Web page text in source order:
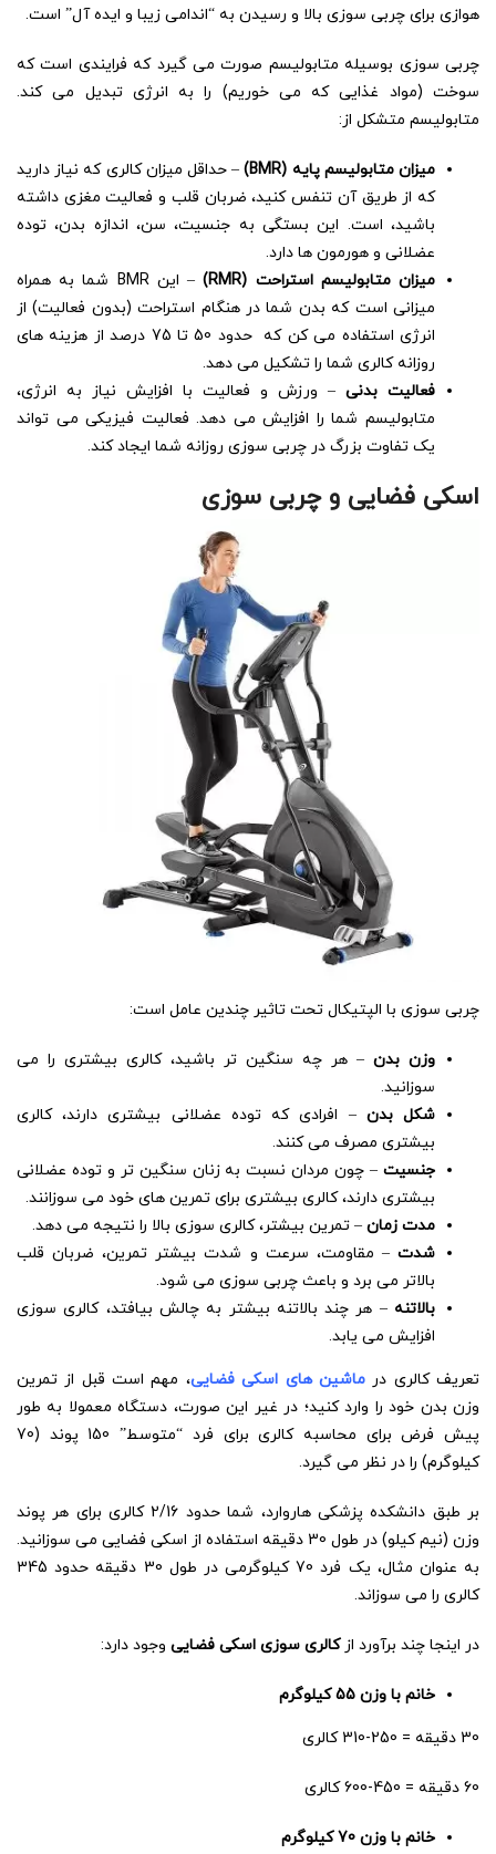
هوازی برای چربی سوزی بالا و رسیدن به “اندامی زیبا و ایده آل” است.
چربی سوزی بوسیله متابولیسم صورت می گیرد که فرایندی است که
سوخت (مواد غذایی که می خوریم) را به انرژی تبدیل می کند.
متابولیسم متشکل از:
میزان متابولیسم پایه (BMR)
– حداقل میزان کالری که نیاز دارید
که از طریق آن تنفس کنید، ضربان قلب و فعالیت مغزی داشته
باشید، است. این بستگی به جنسیت، سن، اندازه بدن، توده
عضلانی و هورمون ها دارد.
میزان متابولیسم استراحت (RMR)
– این BMR شما به همراه
میزانی است که بدن شما در هنگام استراحت (بدون فعالیت) از
انرژی استفاده می کن که حدود 50 تا 75 درصد از هزینه های
روزانه کالری شما را تشکیل می دهد.
فعالیت بدنی – ورزش و فعالیت با افزایش نیاز به انرژی،
متابولیسم شما را افزایش می دهد. فعالیت فیزیکی می تواند
یک تفاوت بزرگ در چربی سوزی روزانه شما ایجاد کند.
اسکی فضایی و چربی سوزی
چربی سوزی با الپتیکال تحت تاثیر چندین عامل است:
وزن بدن – هر چه سنگین تر باشید، کالری بیشتری را می
سوزانید.
شکل بدن– افرادی که توده عضلانی بیشتری دارند، کالری
بیشتری مصرف می کنند.
جنسیت – چون مردان نسبت به زنان سنگین تر و توده عضلانی
بیشتری دارند، کالری بیشتری برای تمرین های خود می سوزانند.
مدت زمان – تمرین بیشتر، کالری سوزی بالا را نتیجه می دهد.
شدت – مقاومت، سرعت و شدت بیشتر تمرین، ضربان قلب
بالاتر می برد و باعث چربی سوزی می شود.
بالاتنه – هر چند بالاتنه بیشتر به چالش بیافتد، کالری سوزی
افزایش می یابد.
تعریف کالری درماشین های اسکی فضایی، مهم است قبل از تمرین
وزن بدن خود را وارد کنید؛ در غیر این صورت، دستگاه معمولا به طور
پیش فرض برای محاسبه کالری برای فرد “متوسط” 150 پوند (70
کیلوگرم) را در نظر می گیرد.
بر طبق دانشکده پزشکی هاروارد، شما حدود 2/16 کالری برای هر پوند
وزن (نیم کیلو) در طول 30 دقیقه استفاده از اسکی فضایی می سوزانید.
به عنوان مثال، یک فرد 70 کیلوگرمی در طول 30 دقیقه حدود 345
کالری را می سوزاند.
در اینجا چند برآورد ازکالری سوزی اسکی فضایی وجود دارد:
خانم با وزن 55 کیلوگرم
30 دقیقه = 250-310 کالری
60 دقیقه = 450-600 کالری
خانم با وزن 70 کیلوگرم